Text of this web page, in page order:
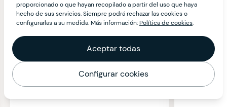
proporcionado o que hayan recopilado a partir del uso que haya
hecho de sus servicios. Siempre podrá rechazar las cookies o
configurarlas a su medida. Más información:Política de cookies.
Aceptar todas
Configurar cookies